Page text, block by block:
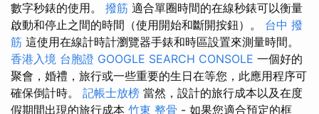
數字秒錶的使用。 撥筋 適合單圈時間的在線秒錶可以衡量
啟動和停止之間的時間（使用開始和斷開按鈕）。 台中 撥
筋 這使用在線計時計瀏覽器手錶和時區設置來測量時間。
香港入境 台胞證 GOOGLE SEARCH CONSOLE 一個好的
聚會，婚禮，旅行或一些重要的生日在等您，此應用程序可
確保倒計時。 記帳士放榜 當然，設計的旅行成本以及在度
假期間出現的旅行成本 竹東 整骨 - 如果您適合預定的框